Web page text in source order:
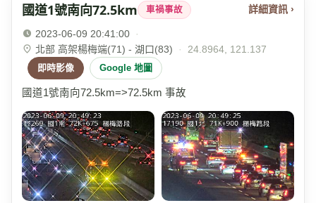
國道1號南向72.5km 車禍事故 詳細資訊 ›
2023-06-09 20:41:00
·
北部 高架楊梅端(71) - 湖口(83)
· 24.8964, 121.137
即時影像 Google 地圖
國道1號南向72.5km=>72.5km 事故